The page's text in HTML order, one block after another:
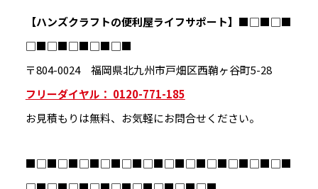
【ハンズクラフトの便利屋ライフサポート】 ■□■□■
□■□■□■□■□■
〒804-0024 福岡県北九州市戸畑区西鞘ヶ谷町5-28
フリーダイヤル： 0120-771-185
お見積もりは無料、お気軽にお問合せください。
■□■□■□■□■□■□■□■□■□■□■□■□■